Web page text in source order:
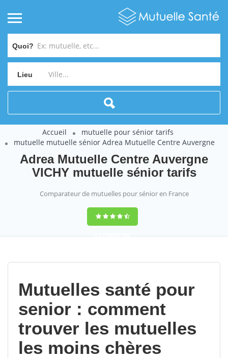
Quoi?
Lieu
Accueil
mutuelle pour sénior tarifs
mutuelle mutuelle sénior Adrea Mutuelle Centre Auvergne
Adrea Mutuelle Centre Auvergne
VICHY mutuelle sénior tarifs
Comparateur de mutuelles pour sénior en France
9,2(100%)452
Mutuelles santé pour
senior : comment
trouver les mutuelles
les moins chères